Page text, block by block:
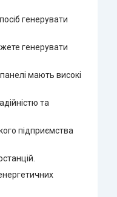
генерувати
генерувати
мають високі
та
підприємства